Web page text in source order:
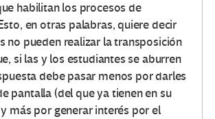
habilitan los procesos de
en otras palabras, quiere decir
no pueden realizar la transposición
si las y los estudiantes se aburren
debe pasar menos por darles
pantalla (del que ya tienen en su
más por generar interés por el